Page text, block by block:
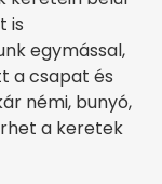
is
egymással,
a csapat és
némi, bunyó,
a keretek